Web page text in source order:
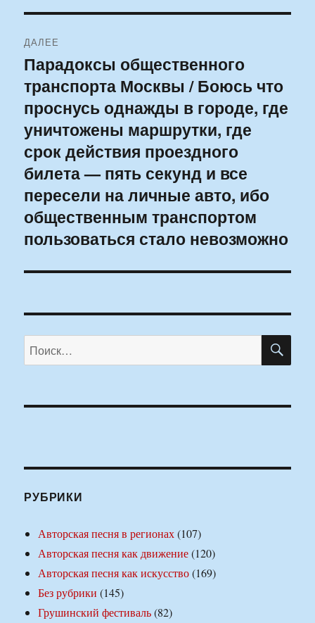
ДАЛЕЕ
Следующая
запись:
Парадоксы общественного
транспорта Москвы / Боюсь что
проснусь однажды в городе, где
уничтожены маршрутки, где
срок действия проездного
билета — пять секунд и все
пересели на личные авто, ибо
общественным транспортом
пользоваться стало невозможно
Искать:
РУБРИКИ
Авторская песня в регионах(107)
Авторская песня как движение(120)
Авторская песня как искусство(169)
Без рубрики (145)
Грушинский фестиваль(82)